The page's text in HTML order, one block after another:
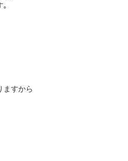
｡
ますから